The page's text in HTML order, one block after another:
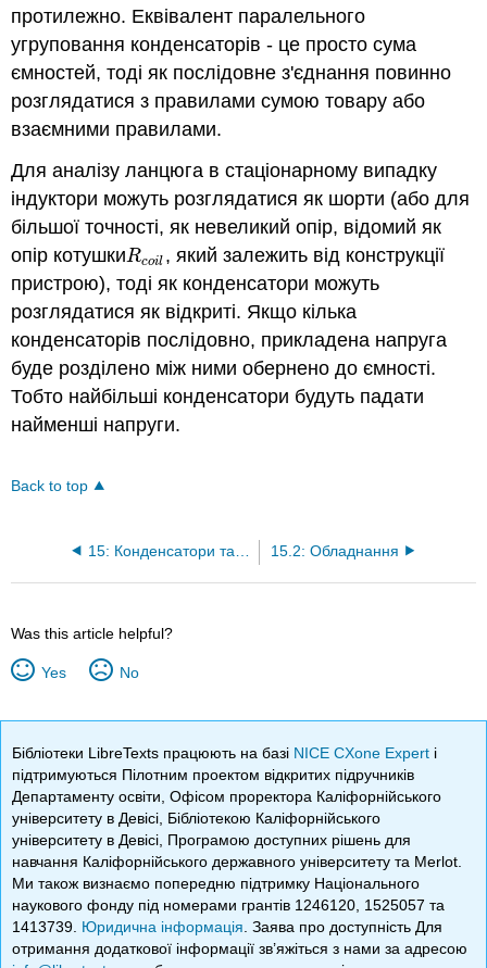
протилежно. Еквівалент паралельного
угруповання конденсаторів - це просто сума
ємностей, тоді як послідовне з'єднання повинно
розглядатися з правилами сумою товару або
взаємними правилами.
Для аналізу ланцюга в стаціонарному випадку
індуктори можуть розглядатися як шорти (або для
більшої точності, як невеликий опір, відомий як
опір котушкиRcoil
Rcoil, який залежить від конструкції
пристрою), тоді як конденсатори можуть
розглядатися як відкриті. Якщо кілька
конденсаторів послідовно, прикладена напруга
буде розділено між ними обернено до ємності.
Тобто найбільші конденсатори будуть падати
найменші напруги.
Back to top
15.2: Обладнання
Was this article helpful?
Yes No
Бібліотеки LibreTexts працюють на базі NICE CXone Expert і
підтримуються Пілотним проектом відкритих підручників
Департаменту освіти, Офісом проректора Каліфорнійського
університету в Девісі, Бібліотекою Каліфорнійського
університету в Девісі, Програмою доступних рішень для
навчання Каліфорнійського державного університету та Merlot.
Ми також визнаємо попередню підтримку Національного
наукового фонду під номерами грантів 1246120, 1525057 та
1413739. Юридична інформація . Заява про доступність Для
отримання додаткової інформації зв’яжіться з нами за адресою